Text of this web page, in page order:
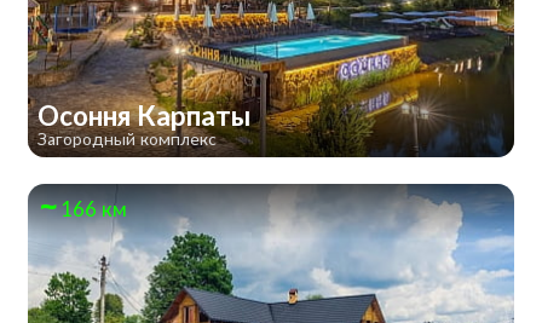
Осоння Карпаты
Загородный комплекс
166 км